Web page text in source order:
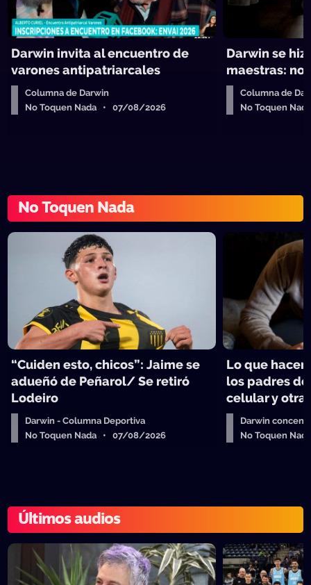
Darwin invita al encuentro de
varones antipatriarcales
Columna de Darwin
No Toquen Nada • 07/08/2026
Darwin se
maestras: no
Columna de
No Toquen
No Toquen Nada
“Cuiden esto, chicos”: Jaime se
adueñó de Peñarol/ Se retiró
Lodeiro
Darwin - Columna Deportiva
No Toquen Nada • 07/08/2026
Lo que
los padres
celular y
Darwin
No Toquen
Últimos audios